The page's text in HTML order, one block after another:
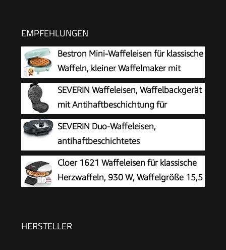
EMPFEHLUNGEN
Bestron Mini-Waffeleisen für klassische
Waffeln, kleiner Waffelmaker mit
Antihaftbeschichtung, für
Kindergeburtstage, Familienfeiern, Ostern oder
Weihnachten, Retro Design, 550 Watt, Farbe:
Mint único
SEVERIN Waffeleisen, Waffelbackgerät
mit Antihaftbeschichtung für
klassische Herzwaffeln, platzsparend
und praktisch, ca. 1.300 W Leistung,
schwarz/Edelstal, WA 2103
SEVERIN Duo-Waffeleisen,
antihaftbeschichtetes
Doppelwaffeleisen für zwei klassische
Herzwaffeln, Herzwaffeleisen im Slim-Design,
ca. 1.200 W Leistung, schwarz, WA 2106
Cloer 1621 Waffeleisen für klassische
Herzwaffeln, 930 W, Waffelgröße 15,5
HERSTELLER